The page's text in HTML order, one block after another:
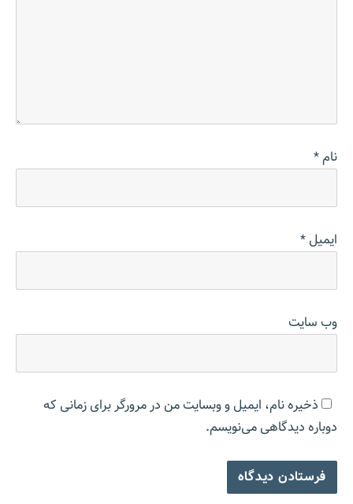
نام*
ایمیل*
وب‌ سایت
ذخیره نام، ایمیل و وبسایت من در مرورگر برای زمانی که
دوباره دیدگاهی می‌نویسم.